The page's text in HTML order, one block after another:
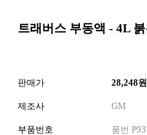
트래버스 부동액 - 4L
판매가 28,248원
제조사 GM
부품번호 품번